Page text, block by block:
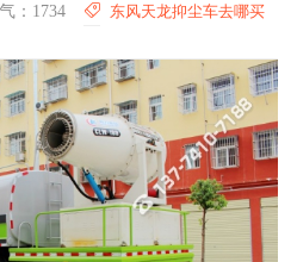
：1734
东风天龙抑尘车去哪买